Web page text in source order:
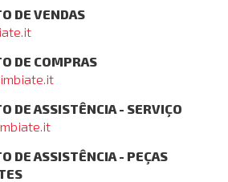
DE VENDAS
DE COMPRAS
DE ASSISTÊNCIA - SERVIÇO
DE ASSISTÊNCIA - PEÇAS